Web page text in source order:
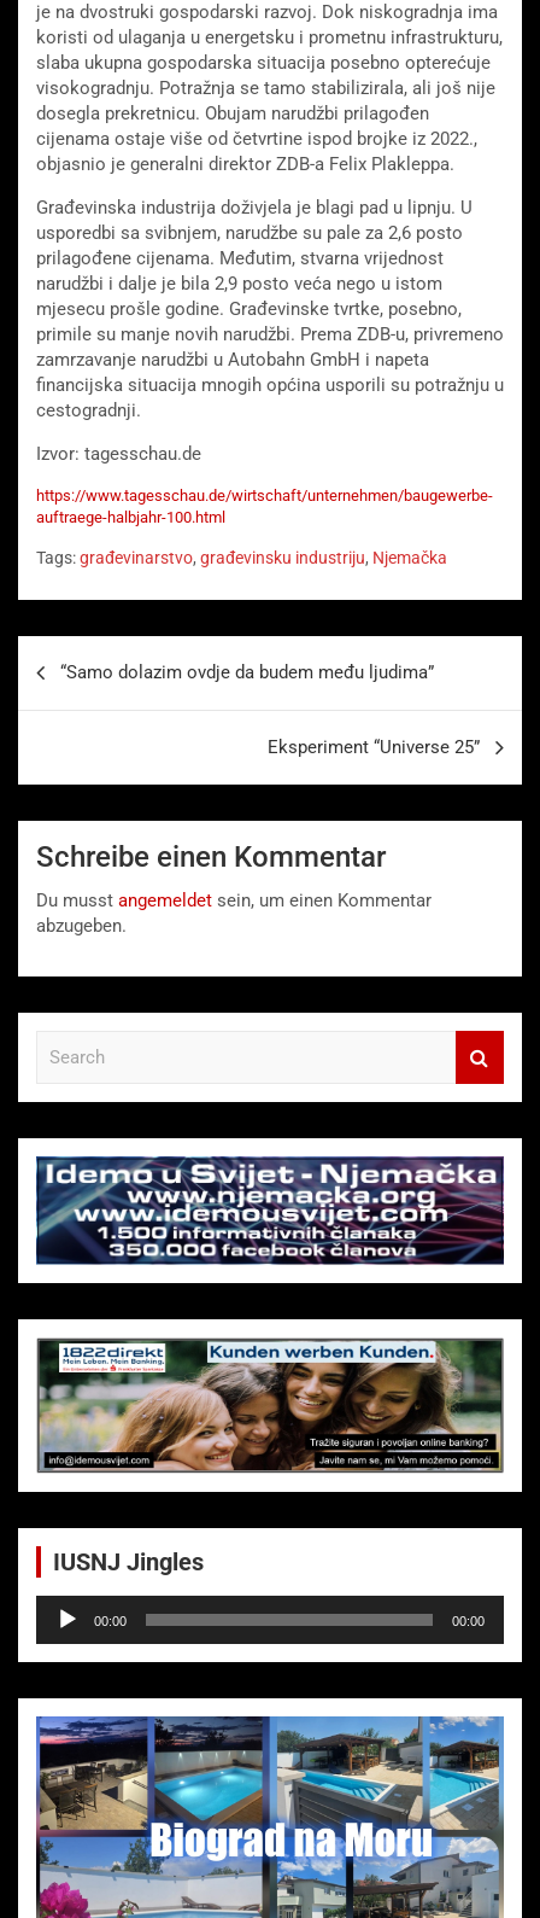
je na dvostruki gospodarski razvoj. Dok niskogradnja ima
koristi od ulaganja u energetsku i prometnu infrastrukturu,
slaba ukupna gospodarska situacija posebno opterećuje
visokogradnju. Potražnja se tamo stabilizirala, ali još nije
dosegla prekretnicu. Obujam narudžbi prilagođen
cijenama ostaje više od četvrtine ispod brojke iz 2022.,
objasnio je generalni direktor ZDB-a Felix Plakleppa.
Građevinska industrija doživjela je blagi pad u lipnju. U
usporedbi sa svibnjem, narudžbe su pale za 2,6 posto
prilagođene cijenama. Međutim, stvarna vrijednost
narudžbi i dalje je bila 2,9 posto veća nego u istom
mjesecu prošle godine. Građevinske tvrtke, posebno,
primile su manje novih narudžbi. Prema ZDB-u, privremeno
zamrzavanje narudžbi u Autobahn GmbH i napeta
financijska situacija mnogih općina usporili su potražnju u
cestogradnji.
Izvor: tagesschau.de
https://www.tagesschau.de/wirtschaft/unternehmen/baugewerbe-
auftraege-halbjahr-100.html
Tags:građevinarstvo, građevinsku industriju, Njemačka
“Samo dolazim ovdje da budem među ljudima”
Eksperiment “Universe 25”
Schreibe einen Kommentar
Du musst angemeldet sein, um einen Kommentar
abzugeben.
c
h
IUSNJ Jingles
Audio-
Player
00:00 00:00